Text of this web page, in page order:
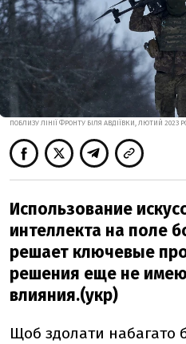
ПОБЛИЗУ ЛІНІЇ ФРОНТУ БІЛЯ АВДІЇВКИ, ЛЮТИЙ 2023
Использование
интеллекта на поле
решает ключевые
решения еще не
влияния.(укр)
Щоб здолати набагато